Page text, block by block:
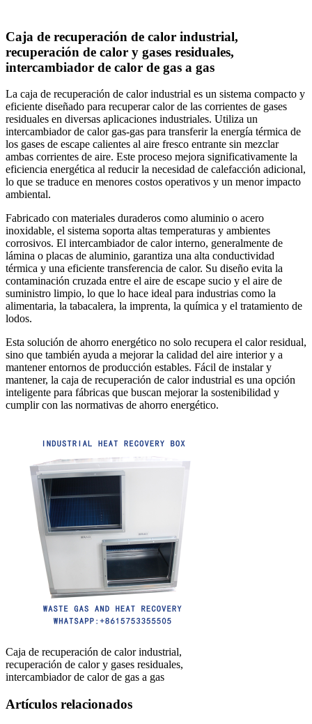
Caja de recuperación de calor industrial,
recuperación de calor y gases residuales,
intercambiador de calor de gas a gas
La caja de recuperación de calor industrial es un sistema compacto y
eficiente diseñado para recuperar calor de las corrientes de gases
residuales en diversas aplicaciones industriales. Utiliza un
intercambiador de calor gas-gas para transferir la energía térmica de
los gases de escape calientes al aire fresco entrante sin mezclar
ambas corrientes de aire. Este proceso mejora significativamente la
eficiencia energética al reducir la necesidad de calefacción adicional,
lo que se traduce en menores costos operativos y un menor impacto
ambiental.
Fabricado con materiales duraderos como aluminio o acero
inoxidable, el sistema soporta altas temperaturas y ambientes
corrosivos. El intercambiador de calor interno, generalmente de
lámina o placas de aluminio, garantiza una alta conductividad
térmica y una eficiente transferencia de calor. Su diseño evita la
contaminación cruzada entre el aire de escape sucio y el aire de
suministro limpio, lo que lo hace ideal para industrias como la
alimentaria, la tabacalera, la imprenta, la química y el tratamiento de
lodos.
Esta solución de ahorro energético no solo recupera el calor residual,
sino que también ayuda a mejorar la calidad del aire interior y a
mantener entornos de producción estables. Fácil de instalar y
mantener, la caja de recuperación de calor industrial es una opción
inteligente para fábricas que buscan mejorar la sostenibilidad y
cumplir con las normativas de ahorro energético.
Caja de recuperación de calor industrial,
recuperación de calor y gases residuales,
intercambiador de calor de gas a gas
Artículos relacionados